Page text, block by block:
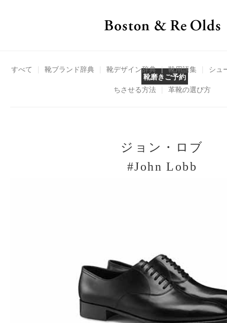
靴磨きご予約
すべて 靴ブランド辞典 靴デザイン辞典 | 靴用語集
シュ
ちさせる方法
革靴の選び方
ジョン・ロブ
#John Lobb